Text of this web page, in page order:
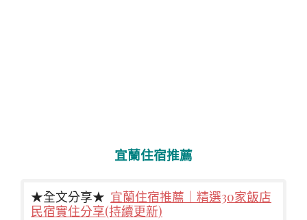
宜蘭住宿推薦
★全文分享★ 宜蘭住宿推薦｜精選30家飯店
民宿實住分享(持續更新)